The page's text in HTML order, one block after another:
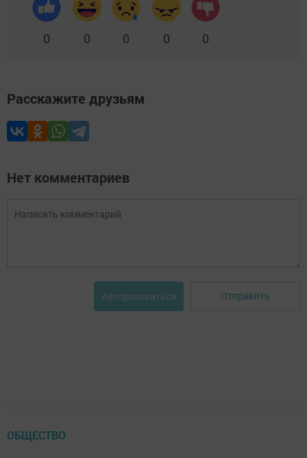
0 0 0 0 0
Расскажите друзьям
Нет комментариев
Авторизоваться Отправить
ОБЩЕСТВО